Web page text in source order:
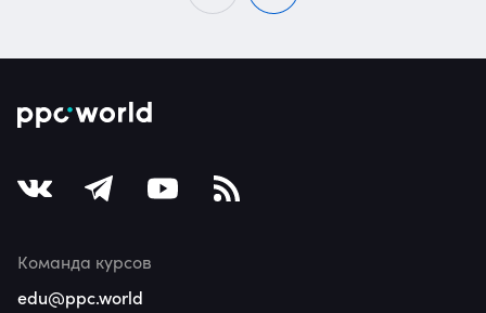
Команда курсов
edu@ppc.world